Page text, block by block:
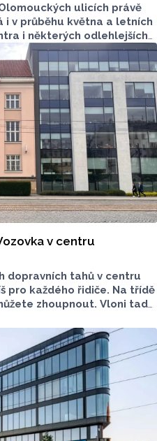
ulicích právě
i v průběhu května a letních
i některých odlehlejších
je stanovená
komunikaci omezí
Na co si dát pozor?
v centru
dopravních tahů v centru
pro každého řidiče. Na třídě
zhoupnout. Vloni tady